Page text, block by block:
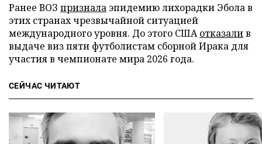
Ранее ВОЗ признала эпидемию лихорадки Эбола в
этих странах чрезвычайной ситуацией
международного уровня. До этого СШАотказалив
выдаче виз пяти футболистам сборной Ирака для
участия в чемпионате мира 2026 года.
СЕЙЧАС ЧИТАЮТ